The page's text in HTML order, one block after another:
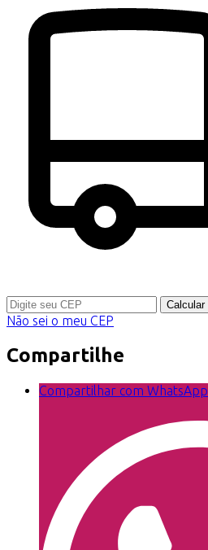
Calcular
Não sei o meu CEP
Compartilhe
Compartilhar com WhatsApp